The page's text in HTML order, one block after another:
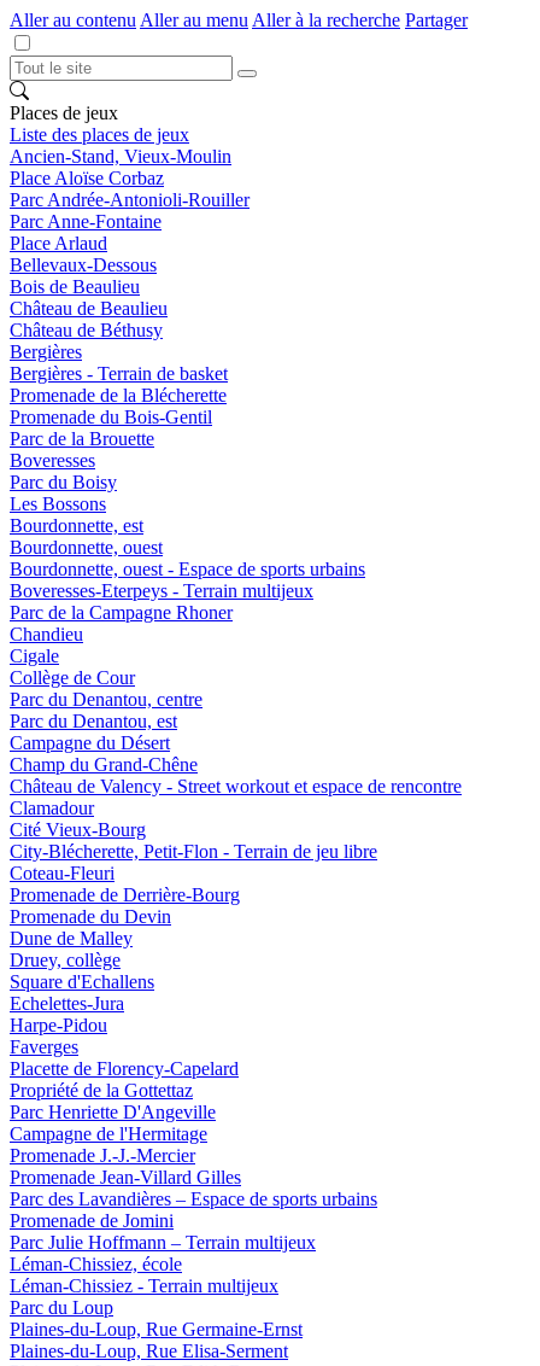
Aller au contenu Aller au menu Aller à la recherche Partager
Places de jeux
Liste des places de jeux
Ancien-Stand, Vieux-Moulin
Place Aloïse Corbaz
Parc Andrée-Antonioli-Rouiller
Parc Anne-Fontaine
Place Arlaud
Bellevaux-Dessous
Bois de Beaulieu
Château de Beaulieu
Château de Béthusy
Bergières
Bergières - Terrain de basket
Promenade de la Blécherette
Promenade du Bois-Gentil
Parc de la Brouette
Boveresses
Parc du Boisy
Les Bossons
Bourdonnette, est
Bourdonnette, ouest
Bourdonnette, ouest - Espace de sports urbains
Boveresses-Eterpeys - Terrain multijeux
Parc de la Campagne Rhoner
Chandieu
Cigale
Collège de Cour
Parc du Denantou, centre
Parc du Denantou, est
Campagne du Désert
Champ du Grand-Chêne
Château de Valency - Street workout et espace de rencontre
Clamadour
Cité Vieux-Bourg
City-Blécherette, Petit-Flon - Terrain de jeu libre
Coteau-Fleuri
Promenade de Derrière-Bourg
Promenade du Devin
Dune de Malley
Druey, collège
Square d'Echallens
Echelettes-Jura
Harpe-Pidou
Faverges
Placette de Florency-Capelard
Propriété de la Gottettaz
Parc Henriette D'Angeville
Campagne de l'Hermitage
Promenade J.-J.-Mercier
Promenade Jean-Villard Gilles
Parc des Lavandières – Espace de sports urbains
Promenade de Jomini
Parc Julie Hoffmann – Terrain multijeux
Léman-Chissiez, école
Léman-Chissiez - Terrain multijeux
Parc du Loup
Plaines-du-Loup, Rue Germaine-Ernst
Plaines-du-Loup, Rue Elisa-Serment